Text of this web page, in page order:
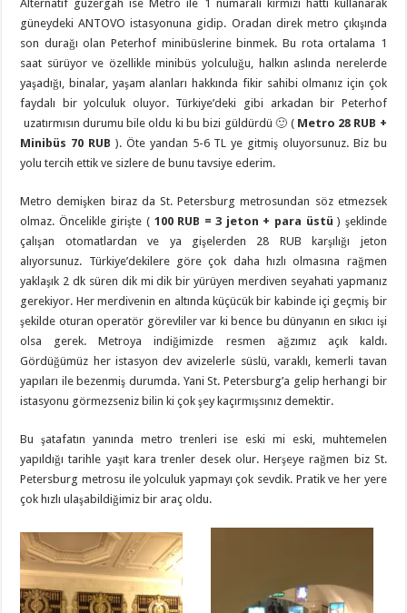
Alternatif güzergah ise Metro ile 1 numaralı kırmızı hattı kullanarak
güneydeki ANTOVO istasyonuna gidip. Oradan direk metro çıkışında
son durağı olan Peterhof minibüslerine binmek. Bu rota ortalama 1
saat sürüyor ve özellikle minibüs yolculuğu, halkın aslında nerelerde
yaşadığı, binalar, yaşam alanları hakkında fikir sahibi olmanız için çok
faydalı bir yolculuk oluyor. Türkiye’deki gibi arkadan bir Peterhof
uzatırmısın durumu bile oldu ki bu bizi güldürdü 🙂 ( Metro 28 RUB +
Minibüs 70 RUB ). Öte yandan 5-6 TL ye gitmiş oluyorsunuz. Biz bu
yolu tercih ettik ve sizlere de bunu tavsiye ederim.
Metro demişken biraz da St. Petersburg metrosundan söz etmezsek
olmaz. Öncelikle girişte ( 100 RUB = 3 jeton + para üstü ) şeklinde
çalışan otomatlardan ve ya gişelerden 28 RUB karşılığı jeton
alıyorsunuz. Türkiye’dekilere göre çok daha hızlı olmasına rağmen
yaklaşık 2 dk süren dik mi dik bir yürüyen merdiven seyahati yapmanız
gerekiyor. Her merdivenin en altında küçücük bir kabinde içi geçmiş bir
şekilde oturan operatör görevliler var ki bence bu dünyanın en sıkıcı işi
olsa gerek. Metroya indiğimizde resmen ağzımız açık kaldı.
Gördüğümüz her istasyon dev avizelerle süslü, varaklı, kemerli tavan
yapıları ile bezenmiş durumda. Yani St. Petersburg’a gelip herhangi bir
istasyonu görmezseniz bilin ki çok şey kaçırmışsınız demektir.
Bu şatafatın yanında metro trenleri ise eski mi eski, muhtemelen
yapıldığı tarihle yaşıt kara trenler desek olur. Herşeye rağmen biz St.
Petersburg metrosu ile yolculuk yapmayı çok sevdik. Pratik ve her yere
çok hızlı ulaşabildiğimiz bir araç oldu.